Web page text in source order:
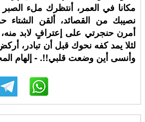
مكانا في العمر، أنتظرك ملء
نصيبك من القصائد، ألقن الشتاء
أمرن حنجرتي على إعترافٍ لابد
لئلا يمد كفه نحوك قبل أن تبادر،
وأنسى أين وضعت قلبي!!. - إلهام